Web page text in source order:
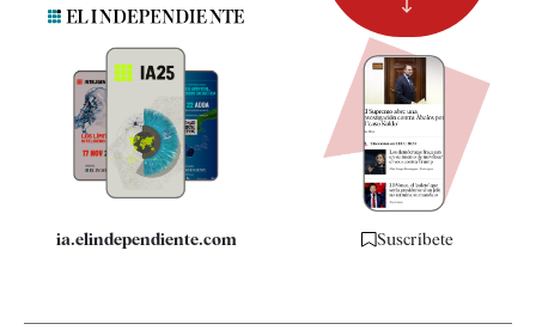
Quiénes somos
Especificaciones
ia.elindependiente.com Suscríbete